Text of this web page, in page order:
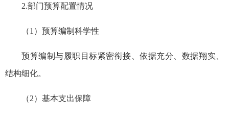
2.部门预算配置情况
（1）预算编制科学性
预算编制与履职目标紧密衔接 、依据充分、数据翔实
结构细化。
（2）基本支出保障